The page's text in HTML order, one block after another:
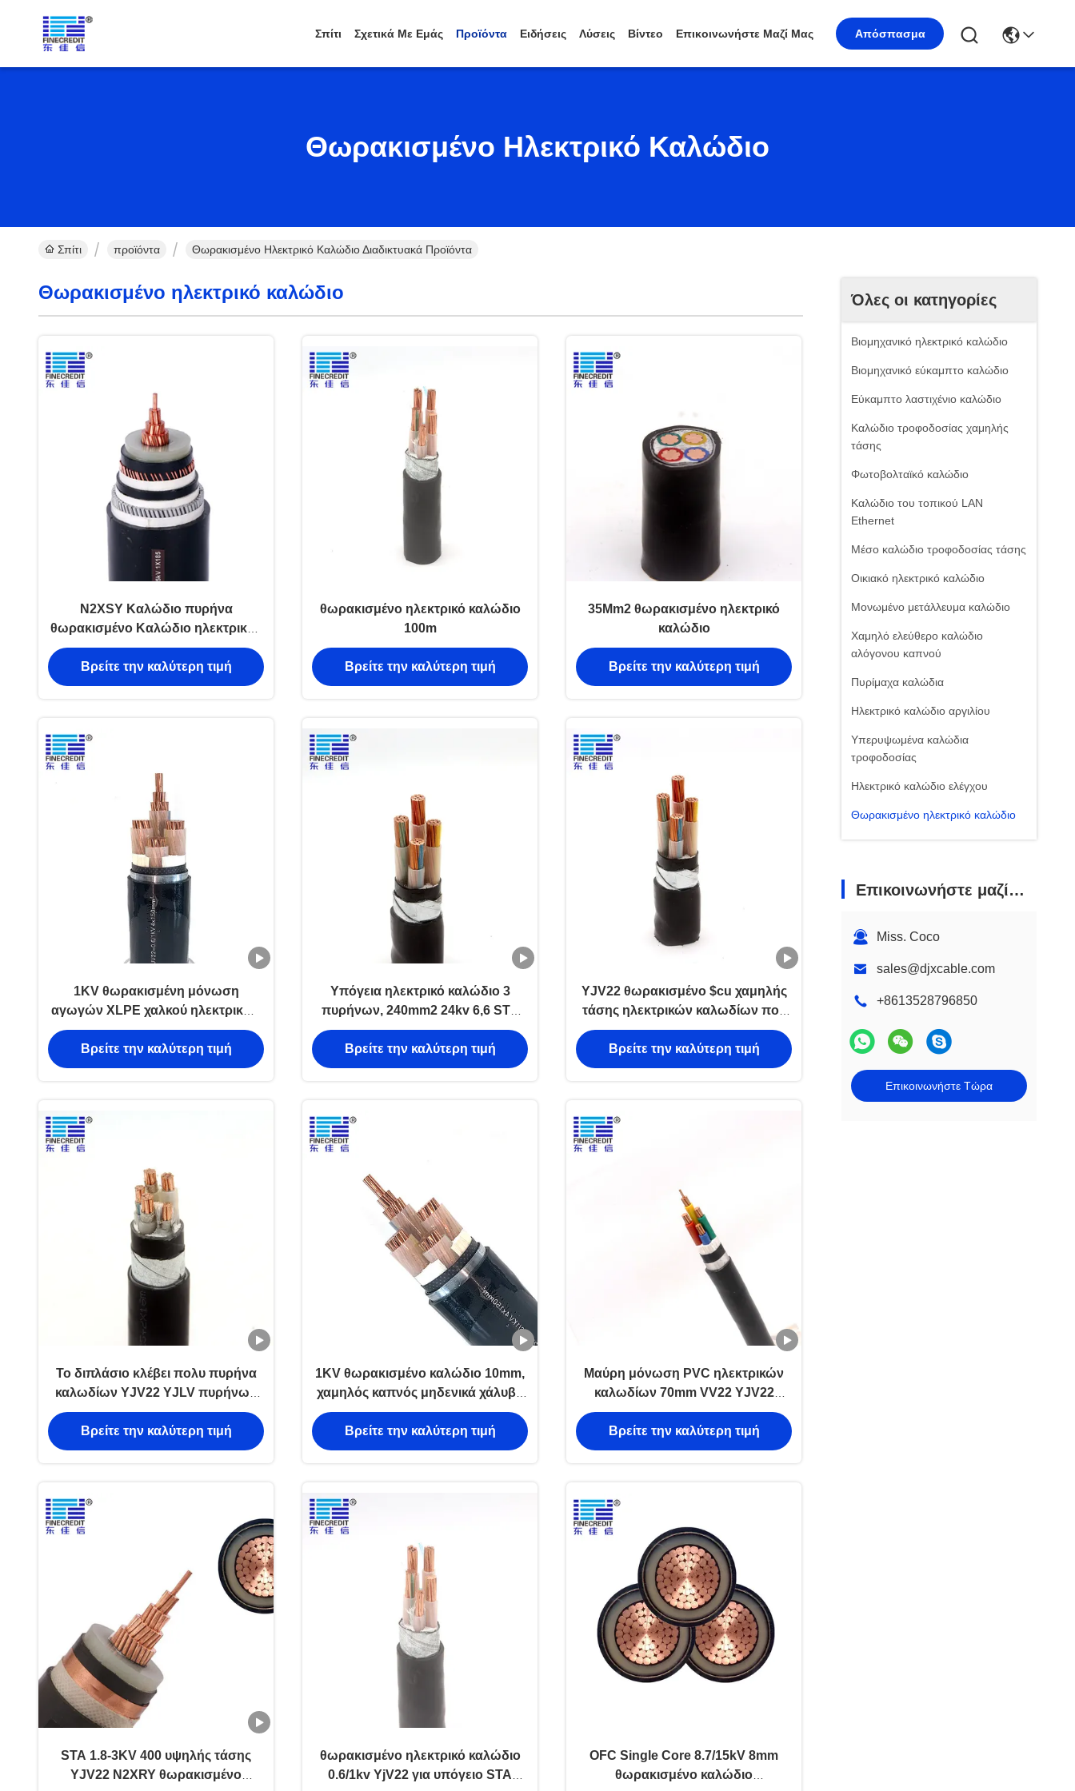
Σπίτι Σχετικά Με Εμάς Προϊόντα Ειδήσεις Λύσεις Βίντεο Επικοινωνήστε Μαζί Μας Απόσπασμα
Θωρακισμένο Ηλεκτρικό Καλώδιο
Σπίτι προϊόντα Θωρακισμένο Ηλεκτρικό Καλώδιο Διαδικτυακά Προϊόντα
Όλες οι κατηγορίες
Βιομηχανικό ηλεκτρικό καλώδιο
Βιομηχανικό εύκαμπτο καλώδιο
Εύκαμπτο λαστιχένιο καλώδιο
Καλώδιο τροφοδοσίας χαμηλής
τάσης
Φωτοβολταϊκό καλώδιο
Καλώδιο του τοπικού LAN
Ethernet
Μέσο καλώδιο τροφοδοσίας τάσης
Οικιακό ηλεκτρικό καλώδιο
Μονωμένο μετάλλευμα καλώδιο
Χαμηλό ελεύθερο καλώδιο
αλόγονου καπνού
Πυρίμαχα καλώδια
Ηλεκτρικό καλώδιο αργιλίου
Υπερυψωμένα καλώδια
τροφοδοσίας
Ηλεκτρικό καλώδιο ελέγχου
Θωρακισμένο ηλεκτρικό καλώδιο
Φθοροπλαστικό σύρμα ανθεκτικό
Σκάλα καλωδίων και δίσκος
Επικοινωνήστε μαζί μας
Miss. Coco
sales@djxcable.com
+8613528796850
Επικοινωνήστε Τώρα
Θωρακισμένο ηλεκτρικό καλώδιο
N2XSY Καλώδιο πυρήνα
θωρακισμένο Καλώδιο ηλεκτρικής
ενέργειας ποιότητας από τον
κορυφαίο κατασκευαστή καλωδίων
Βρείτε την καλύτερη τιμή
θωρακισμένο ηλεκτρικό καλώδιο
100m
Βρείτε την καλύτερη τιμή
35Mm2 θωρακισμένο ηλεκτρικό
καλώδιο
Βρείτε την καλύτερη τιμή
1KV θωρακισμένη μόνωση
αγωγών XLPE χαλκού ηλεκτρικών
καλωδίων ταινιών χάλυβα
Βρείτε την καλύτερη τιμή
Υπόγεια ηλεκτρικό καλώδιο 3
πυρήνων, 240mm2 24kv 6,6 STA
N2XRY Kv καλωδίου τροφοδοσίας
Βρείτε την καλύτερη τιμή
YJV22 θωρακισμένο $cu χαμηλής
τάσης ηλεκτρικών καλωδίων που
προσαράσσουν
Βρείτε την καλύτερη τιμή
Το διπλάσιο κλέβει πολυ πυρήνα
καλωδίων YJV22 YJLV πυρήνων
ταινιών το θωρακισμένο
Βρείτε την καλύτερη τιμή
1KV θωρακισμένο καλώδιο 10mm,
χαμηλός καπνός μηδενικά χάλυβα
LZSH XLPE καλώδιο αλόγονου
Βρείτε την καλύτερη τιμή
Μαύρη μόνωση PVC ηλεκτρικών
καλωδίων 70mm VV22 YJV22
θωρακισμένη
Βρείτε την καλύτερη τιμή
STA 1.8-3KV 400 υψηλής τάσης
YJV22 N2XRY θωρακισμένο
θωρακισμένο ηλεκτρικό καλώδιο
0.6/1kv YjV22 για υπόγειο STA
OFC Single Core 8.7/15kV 8mm
θωρακισμένο καλώδιο